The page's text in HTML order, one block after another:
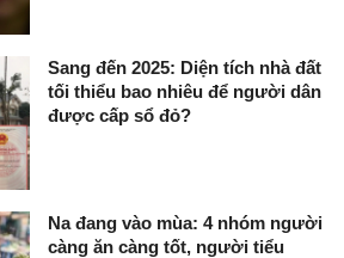
Sang đến 2025: Diện tích nhà đất
tối thiểu bao nhiêu để người dân
được cấp sổ đỏ?
Na đang vào mùa: 4 nhóm người
càng ăn càng tốt, người tiểu